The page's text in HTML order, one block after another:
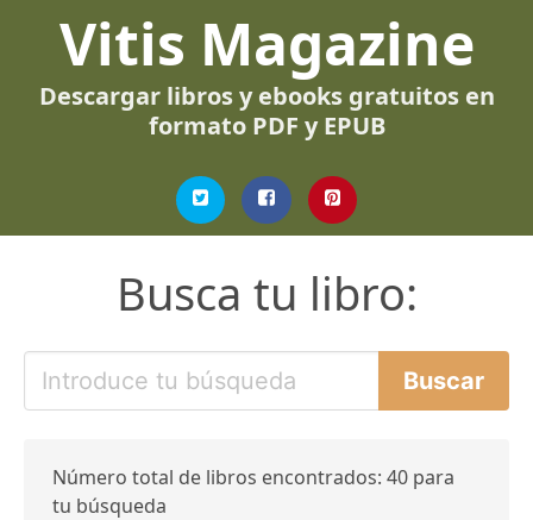
Vitis Magazine
Descargar libros y ebooks gratuitos en
formato PDF y EPUB
Busca tu libro:
Número total de libros encontrados: 40 para
tu búsqueda